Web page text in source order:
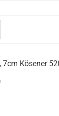
7cm Kösener